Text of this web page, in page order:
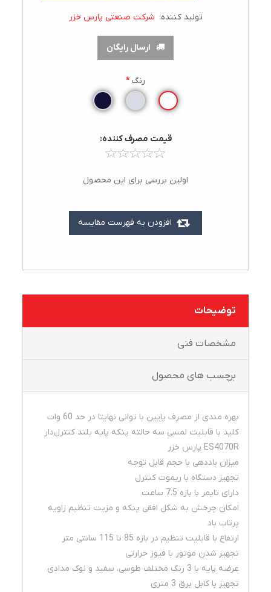
تولید کننده: شرکت صنعتی پارس خزر
ارسال رایگان
رنگ *
قيمت مصرف کننده:
افزودن به فهرست مقایسه
اولین بررسی برای این محصول
توضیحات
مشخصات فنی
برچسب های محصول
بهره مندی از مصرف پایین با توانی نهایتا در حد 60 وات
کلید با قابلیت لمسی سه حالته پنکه پايه بلند کنترل‌دار
ES4070R پارس خزر
میزان باددهی با حجم قابل توجه
تجهیز دستگاه با ریموت کنترل
دارای تایمر با بازه 7.5 ساعت
امکان چرخش به شکل افقی پنکه و مزیت تنظیم زاویه
پرتاب باد
ارتفاع با قابلیت تنظیم در بازه 85 تا 115 سانتی متر
تجهیز شدن موتور با فیوز حرارتی
عرضه پایه با 3 رنگ مختلف طوسی، سفید و نوک مدادی
تجهیز با کابل برق 3 متری